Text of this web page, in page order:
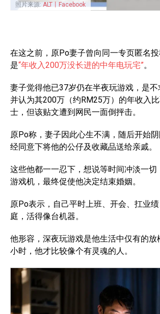
照片来源:ALT丨Facebook
在这之前，原Po妻子曾向同一专页匿名
是“年收入200万没长进的中年电玩宅”。
妻子觉得他已37岁仍在半夜玩游戏，是不
并认为其200万（约RM25万）的年收入
士，但该贴文遭到网民一面倒抨击。
原Po称，妻子因此心生不满，随后开始
经同意下将他的公仔及收藏品送给亲戚。
这些他都一一忍下，想说等时间冲淡一切
游戏机，最终促使他决定结束婚姻。
原Po表示，自己平时上班、开会、扛业
庭，活得像台机器。
他形容，深夜玩游戏是他生活中仅有的放
小时，他才比较像个有灵魂的人。